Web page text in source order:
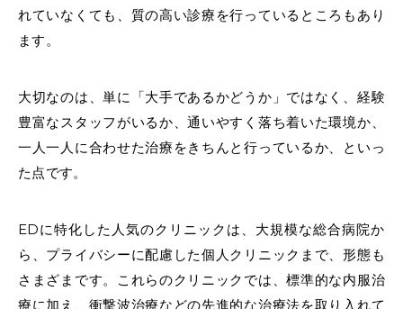
れていなくても、質の高い診療を行っているところもあり
ます。
大切なのは、単に「大手であるかどうか」ではなく、経験
豊富なスタッフがいるか、通いやすく落ち着いた環境か、
一人一人に合わせた治療をきちんと行っているか、といっ
た点です。
EDに特化した人気のクリニックは、大規模な総合病院か
ら、プライバシーに配慮した個人クリニックまで、形態も
さまざまです。これらのクリニックでは、標準的な内服治
療に加え、衝撃波治療などの先進的な治療法を取り入れて